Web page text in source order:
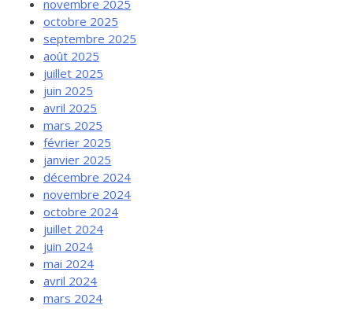
novembre 2025
octobre 2025
septembre 2025
août 2025
juillet 2025
juin 2025
avril 2025
mars 2025
février 2025
janvier 2025
décembre 2024
novembre 2024
octobre 2024
juillet 2024
juin 2024
mai 2024
avril 2024
mars 2024